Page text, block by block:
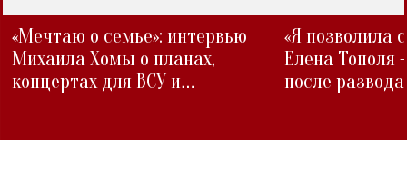
«Мечтаю о семье»: интервью
Михаила Хомы о планах,
концертах для ВСУ и
«Я позволила
Елена Тополя
после развода